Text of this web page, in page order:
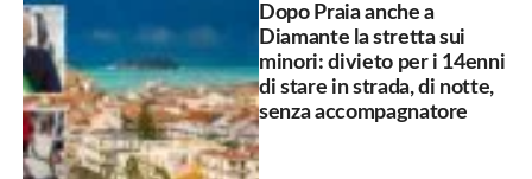
Dopo Praia anche a
Diamante la stretta sui
minori: divieto per i 14enni
di stare in strada, di notte,
senza accompagnatore